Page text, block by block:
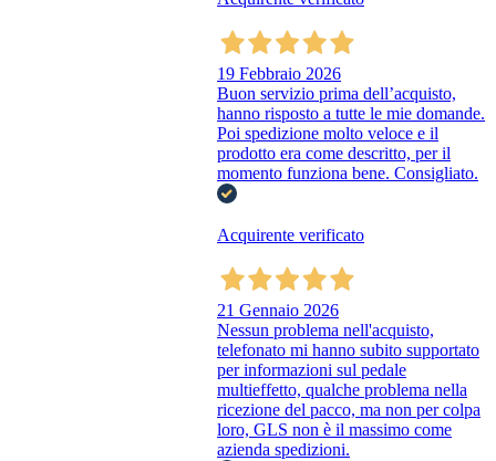
19 Febbraio 2026
Buon servizio prima dell’acquisto,
hanno risposto a tutte le mie domande.
Poi spedizione molto veloce e il
prodotto era come descritto, per il
momento funziona bene. Consigliato.
Acquirente verificato
21 Gennaio 2026
Nessun problema nell'acquisto,
telefonato mi hanno subito supportato
per informazioni sul pedale
multieffetto, qualche problema nella
ricezione del pacco, ma non per colpa
loro, GLS non è il massimo come
azienda spedizioni.